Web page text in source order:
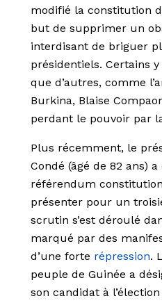
modifié la constitution
but de supprimer un
interdisant de briguer
présidentiels. Certains
que d’autres, comme
Burkina, Blaise
perdant le pouvoir par
Plus récemment, le
Condé (âgé de 82 ans)
référendum
présenter pour un
scrutin s’est déroulé
marqué par des
d’une forte répression.
peuple de Guinée a
son candidat à